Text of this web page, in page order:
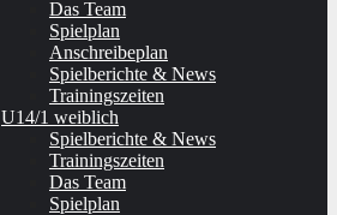
Das Team
Spielplan
Anschreibeplan
Spielberichte & News
Trainingszeiten
U14/1 weiblich
Spielberichte & News
Trainingszeiten
Das Team
Spielplan